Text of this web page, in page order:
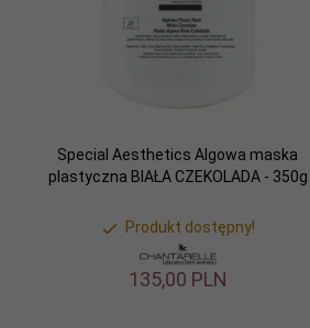
Special Aesthetics Algowa maska
plastyczna BIAŁA CZEKOLADA - 350g
Produkt dostępny!
135,00 PLN